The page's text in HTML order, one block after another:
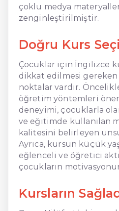
çoklu medya
zenginleştirilmiştir.
Doğru Kurs
Çocuklar için İngilizce
dikkat edilmesi gereken
noktalar vardır.
öğretim yöntemleri
deneyimi, çocuklarla
ve eğitimde kullanılan
kalitesini belirleyen
Ayrıca, kursun küçük
eğlenceli ve öğretici
çocukların
Kursların